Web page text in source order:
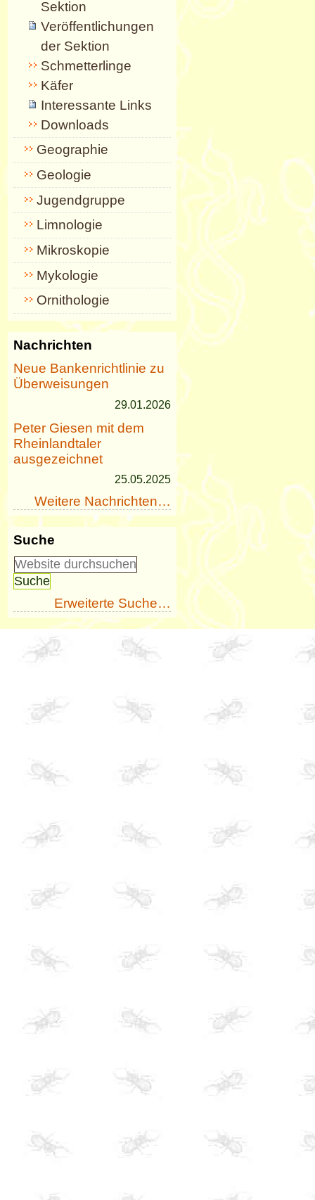
Sektion
Veröffentlichungen
der Sektion
Schmetterlinge
Käfer
Interessante Links
Downloads
Geographie
Geologie
Jugendgruppe
Limnologie
Mikroskopie
Mykologie
Ornithologie
Nachrichten
Neue Bankenrichtlinie zu
Überweisungen
29.01.2026
Peter Giesen mit dem
Rheinlandtaler
ausgezeichnet
25.05.2025
Weitere Nachrichten…
Suche
Erweiterte Suche…